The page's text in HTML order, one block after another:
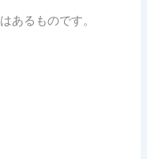
あるものです。